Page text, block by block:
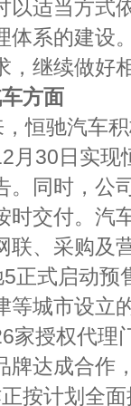
以适当方式
体系的建设
，继续做好
方面
恒驰汽车
月30日实
。同时，公
时交付。汽
联、采购及
正式启动预
等城市设立
家授权代理
牌达成合作
按计划全